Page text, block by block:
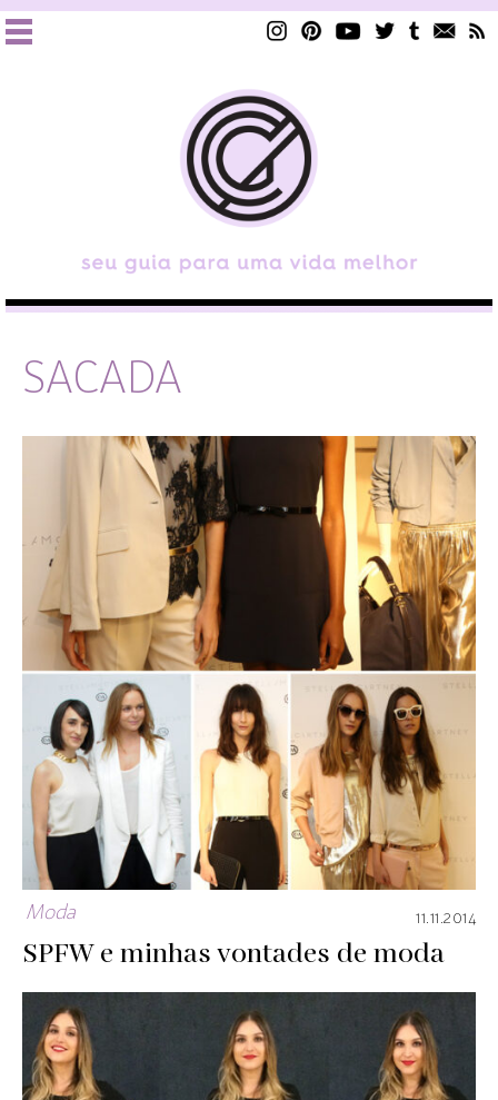
SACADA
Moda 11.11.2014
SPFW e minhas vontades de moda